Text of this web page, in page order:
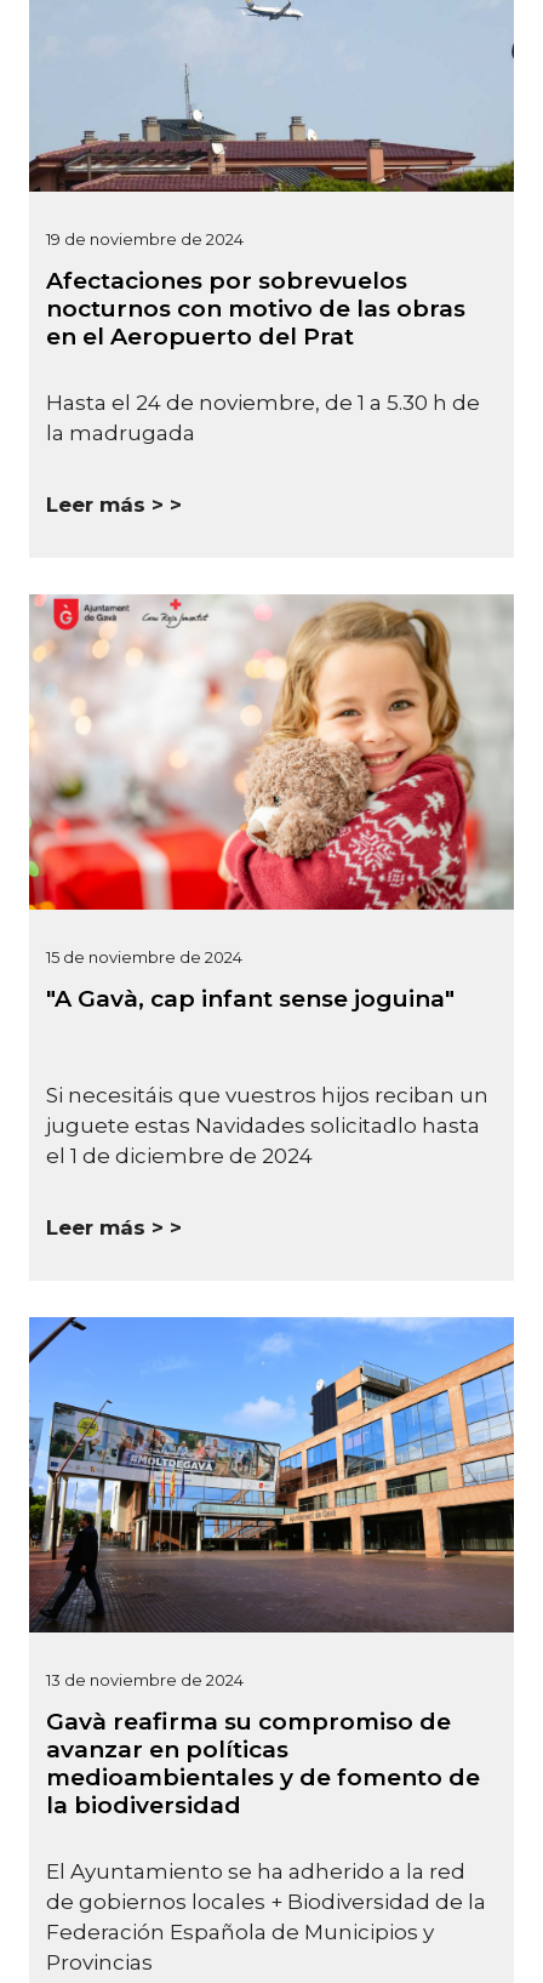
19 de noviembre de 2024
Afectaciones por sobrevuelos
nocturnos con motivo de las obras
en el Aeropuerto del Prat
Hasta el 24 de noviembre, de 1 a 5.30 h de
la madrugada
Leer más >
15 de noviembre de 2024
"A Gavà, cap infant sense joguina"
Si necesitáis que vuestros hijos reciban un
juguete estas Navidades solicitadlo hasta
el 1 de diciembre de 2024
Leer más >
13 de noviembre de 2024
Gavà reafirma su compromiso de
avanzar en políticas
medioambientales y de fomento de
la biodiversidad
El Ayuntamiento se ha adherido a la red
de gobiernos locales + Biodiversidad de la
Federación Española de Municipios y
Provincias